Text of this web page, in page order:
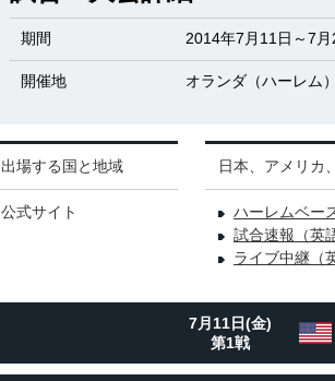
期間 2014年7月11日～7月
開催地 オランダ（ハーレム）
出場する国と地域 日本、アメリカ
公式サイト
ハーレムベー
試合速報（英
ライブ中継（
7月11日(金)
第1戦